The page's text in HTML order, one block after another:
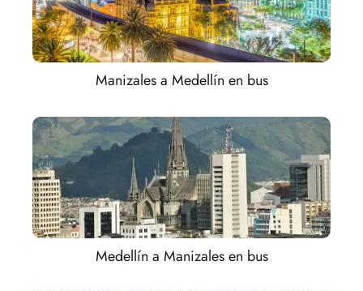
Manizales a Medellín en bus
Medellín a Manizales en bus